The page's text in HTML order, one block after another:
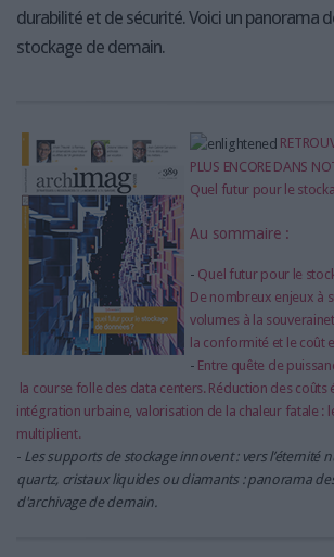
durabilité et de sécurité. Voici un panorama
stockage de demain.
PLUS ENCORE DANS
Quel futur pour le
Au sommaire :
- Quel futur pour le
De nombreux enjeux à
volumes à la
la conformité et le coût
- Entre quête de
la course folle des data centers. Réduction des coûts
intégration urbaine, valorisation de la chaleur fatale :
multiplient.
- Les supports de stockage innovent : vers l’éternité
quartz, cristaux liquides ou diamants : panorama
d'archivage de demain.